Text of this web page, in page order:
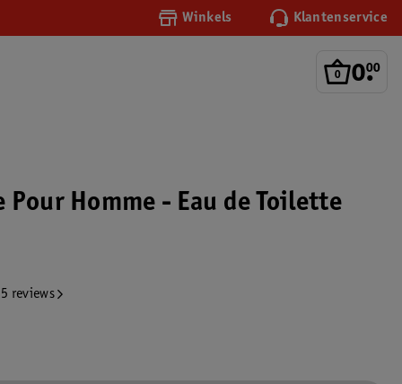
Winkels Klantenservice
0.
00
Pour Homme - Eau de Toilette
reviews